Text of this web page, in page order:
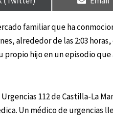
familiar que ha
alrededor de las 2:03
hijo en un episodio
112 de Castilla-La
Un médico de urgencias